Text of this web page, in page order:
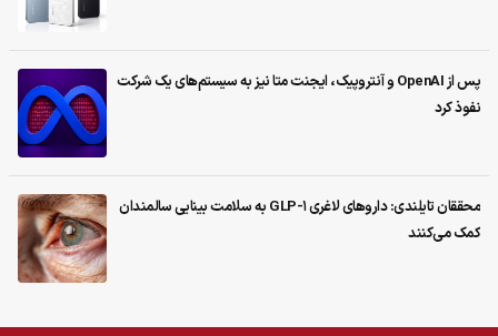
پس از OpenAI و آنتروپیک، ایجنت متا نیز به سیستم‌های یک شرکت
نفوذ کرد
محققان تایلندی: داروهای لاغری GLP-1 به سلامت بینایی سالمندان
کمک می‌کنند